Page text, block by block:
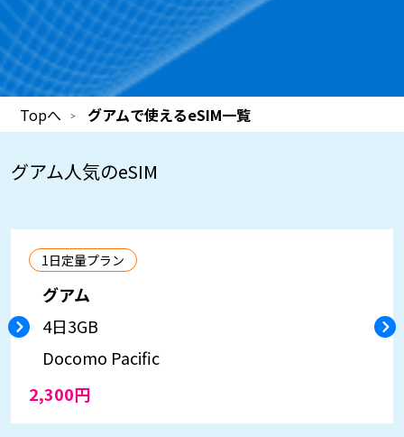
Topへ グアムで使えるeSIM一覧
グアム人気のeSIM
1日定量プラン
グアム
4日3GB
Docomo Pacific
2,300円